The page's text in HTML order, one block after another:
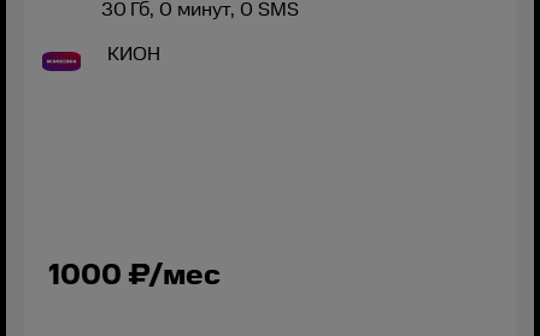
30 Гб, 0 минут, 0 SMS
КИОН
1000 ₽/мес